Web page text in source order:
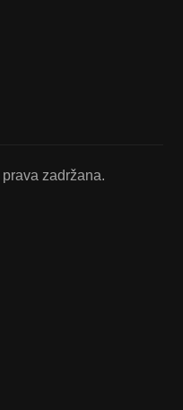
zadržana.